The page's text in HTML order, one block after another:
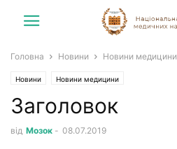
Головна Новини Новини медицини
Новини Новини медицини
Заголовок
від Мозок - 08.07.2019